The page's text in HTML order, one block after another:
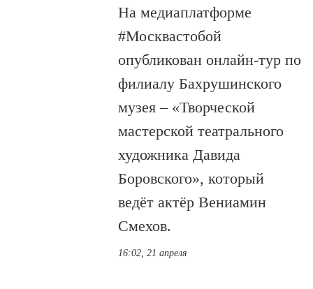
На медиаплатформе
#Москвастобой
опубликован онлайн-тур по
филиалу Бахрушинского
музея – «Творческой
мастерской театрального
художника Давида
Боровского», который
ведёт актёр Вениамин
Смехов.
16:02, 21 апреля